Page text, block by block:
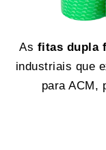
As fitas dupla
industriais que
para ACM,